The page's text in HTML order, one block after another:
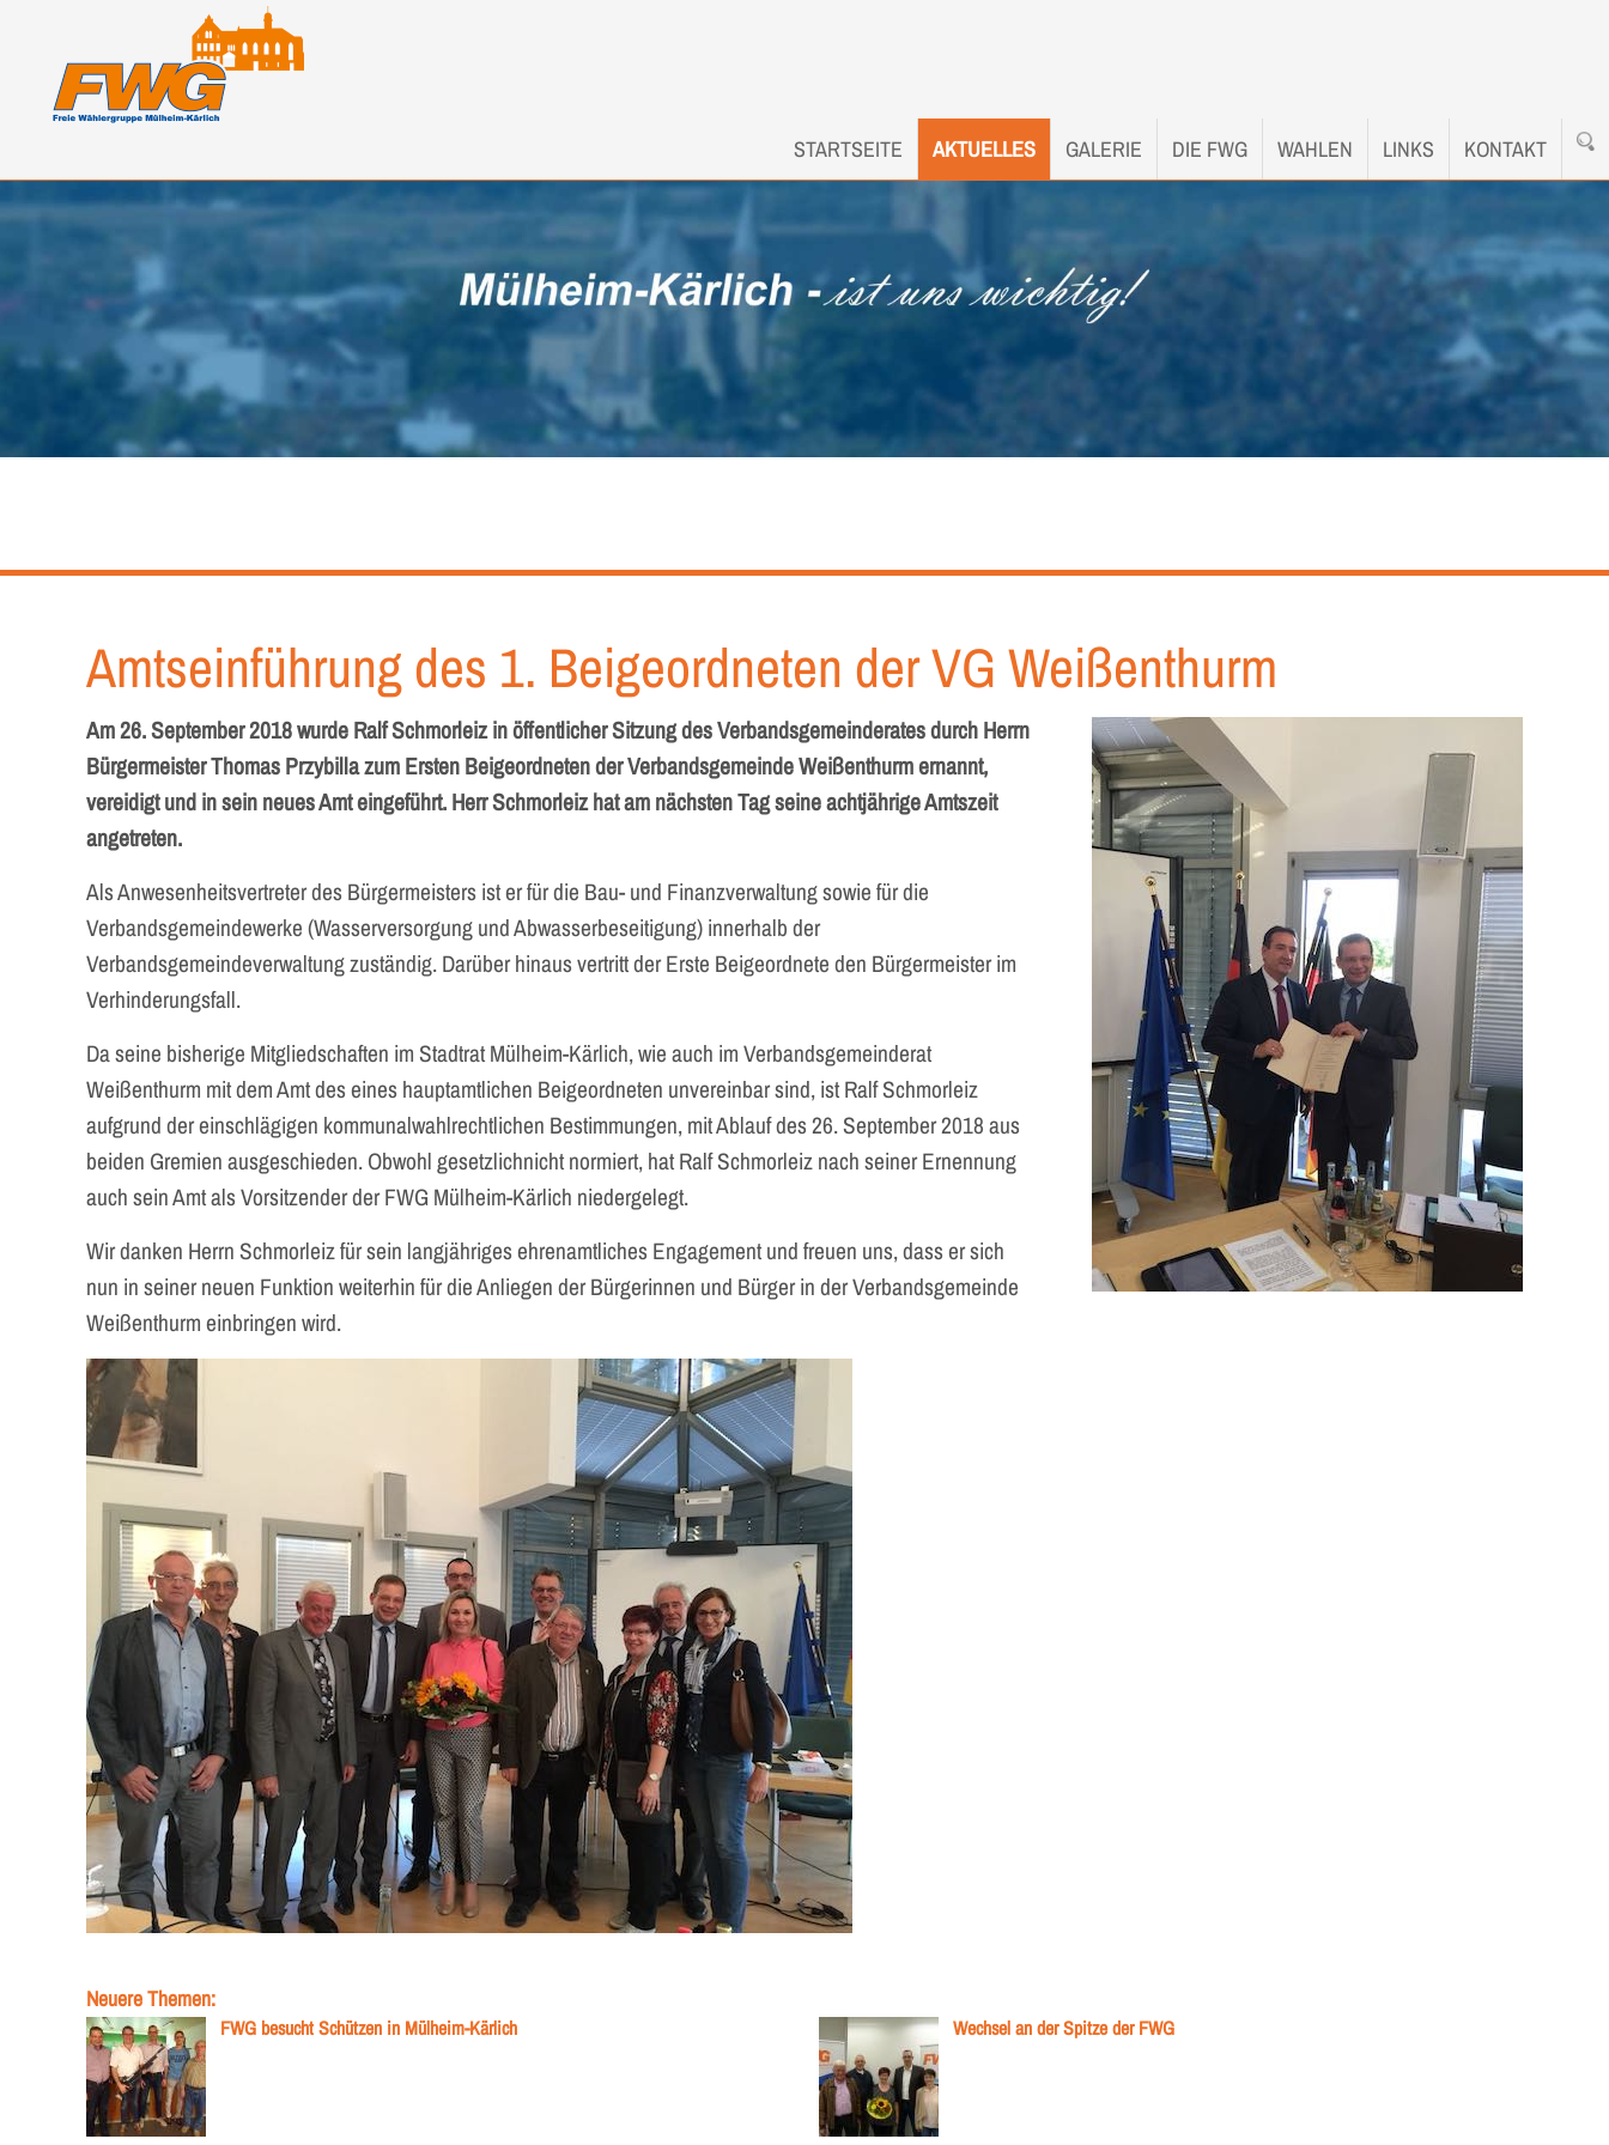
STARTSEITE AKTUELLES GALERIE DIE FWG WAHLEN LINKS KONTAKT
Amtseinführung des 1. Beigeordneten der VG Weißenthurm
Am 26. September 2018 wurde Ralf Schmorleiz in öffentlicher Sitzung des Verbandsgemeinderates durch Herrn
Bürgermeister Thomas Przybilla zum Ersten Beigeordneten der Verbandsgemeinde Weißenthurm ernannt,
vereidigt und in sein neues Amt eingeführt. Herr Schmorleiz hat am nächsten Tag seine achtjährige Amtszeit
angetreten.
Als Anwesenheitsvertreter des Bürgermeisters ist er für die Bau- und Finanzverwaltung sowie für die
Verbandsgemeindewerke (Wasserversorgung und Abwasserbeseitigung) innerhalb der
Verbandsgemeindeverwaltung zuständig. Darüber hinaus vertritt der Erste Beigeordnete den Bürgermeister im
Verhinderungsfall.
Da seine bisherige Mitgliedschaften im Stadtrat Mülheim-Kärlich, wie auch im Verbandsgemeinderat
Weißenthurm mit dem Amt des eines hauptamtlichen Beigeordneten unvereinbar sind, ist Ralf Schmorleiz
aufgrund der einschlägigen kommunalwahlrechtlichen Bestimmungen, mit Ablauf des 26. September 2018 aus
beiden Gremien ausgeschieden. Obwohl gesetzlichnicht normiert, hat Ralf Schmorleiz nach seiner Ernennung
auch sein Amt als Vorsitzender der FWG Mülheim-Kärlich niedergelegt.
Wir danken Herrn Schmorleiz für sein langjähriges ehrenamtliches Engagement und freuen uns, dass er sich
nun in seiner neuen Funktion weiterhin für die Anliegen der Bürgerinnen und Bürger in der Verbandsgemeinde
Weißenthurm einbringen wird.
Neuere Themen:
FWG besucht Schützen in Mülheim-Kärlich Wechsel an der Spitze der FWG